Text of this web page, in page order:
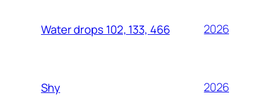
Water drops 102, 133, 466 2026
Shy 2026